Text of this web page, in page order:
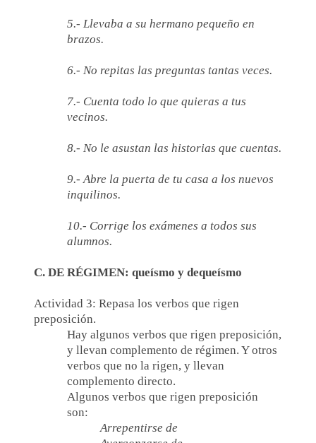
5.- Llevaba a su hermano pequeño en
brazos.
6.- No repitas las preguntas tantas veces.
7.- Cuenta todo lo que quieras a tus
vecinos.
8.- No le asustan las historias que cuentas.
9.- Abre la puerta de tu casa a los nuevos
inquilinos.
10.- Corrige los exámenes a todos sus
alumnos.
C. DE RÉGIMEN: queísmo y dequeísmo
Actividad 3: Repasa los verbos que rigen
preposición.
Hay algunos verbos que rigen preposición,
y llevan complemento de régimen. Y otros
verbos que no la rigen, y llevan
complemento directo.
Algunos verbos que rigen preposición
son:
Arrepentirse de